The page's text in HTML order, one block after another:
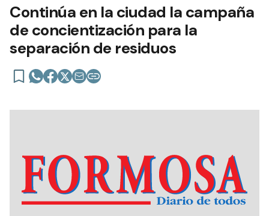
Continúa en la ciudad la campaña
de concientización para la
separación de residuos